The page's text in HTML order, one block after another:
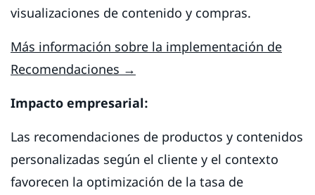
visualizaciones de contenido y compras.
Más información sobre la implementación de
Recomendaciones →
Impacto empresarial:
Las recomendaciones de productos y contenidos
personalizadas según el cliente y el contexto
favorecen la optimización de la tasa de